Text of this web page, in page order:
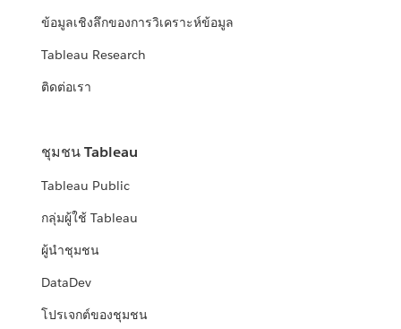
ข้อมูลเชิงลึกของการวิเคราะห์ข้อมูล
Tableau Research
ติดต่อเรา
ชุมชน Tableau
Tableau Public
กลุ่มผู้ใช้ Tableau
ผู้นำชุมชน
DataDev
โปรเจกต์ของชุมชน